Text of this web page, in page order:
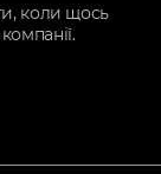
коли щось